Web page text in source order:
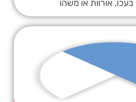
אורוות או משהו